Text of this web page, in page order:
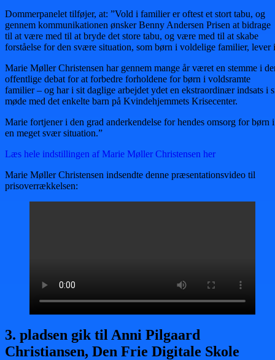
Dommerpanelet tilføjer, at: ”Vold i familier er oftest et stort tabu, og
gennem kommunikationen ønsker Benny Andersen Prisen at bidrage
til at være med til at bryde det store tabu, og være med til at skabe
forståelse for den svære situation, som børn i voldelige familier, lever
Marie Møller Christensen har gennem mange år været en stemme i
offentlige debat for at forbedre forholdene for børn i voldsramte
familier – og har i sit daglige arbejdet ydet en ekstraordinær indsats i
møde med det enkelte barn på Kvindehjemmets Krisecenter.
Marie fortjener i den grad anderkendelse for hendes omsorg for børn i
en meget svær situation.”
Læs hele indstillingen af Marie Møller Christensen her
Marie Møller Christensen indsendte denne præsentationsvideo til
prisoverrækkelsen:
3. pladsen gik til Anni Pilgaard
Christiansen, Den Frie Digitale Skole